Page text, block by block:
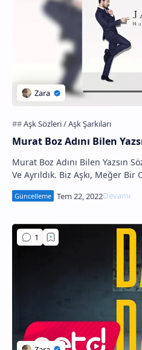
Murat Boz Adını Bilen
Murat Boz Adını Bilen Yazsın
Ve Ayrıldık. Biz Aşkı, Meğer Bir
Baharda, İkimiz De Yanıldık Am…